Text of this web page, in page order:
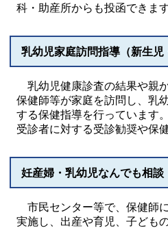
科・助産所からも投函できます
乳幼児家庭訪問指導（新生児
乳幼児健康診査の結果や親
保健師等が家庭を訪問し、乳
する保健指導を行っています
受診者に対する受診勧奨や保
妊産婦・乳幼児なんでも相談
市民センター等で、保健師
実施し、出産や育児、子ども